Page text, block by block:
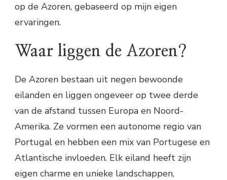
op de Azoren, gebaseerd op mijn eigen
ervaringen.
Waar liggen de Azoren?
De Azoren bestaan uit negen bewoonde
eilanden en liggen ongeveer op twee derde
van de afstand tussen Europa en Noord-
Amerika. Ze vormen een autonome regio van
Portugal en hebben een mix van Portugese en
Atlantische invloeden. Elk eiland heeft zijn
eigen charme en unieke landschappen,